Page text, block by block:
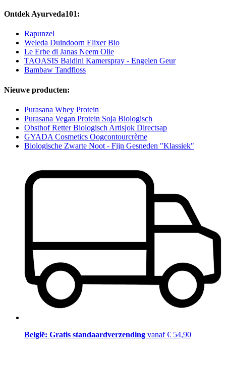
Ontdek Ayurveda101:
Rapunzel
Weleda Duindoorn Elixer Bio
Le Erbe di Janas Neem Olie
TAOASIS Baldini Kamerspray - Engelen Geur
Bambaw Tandfloss
Nieuwe producten:
Purasana Whey Protein
Purasana Vegan Protein Soja Biologisch
Obsthof Retter Biologisch Artisjok Directsap
GYADA Cosmetics Oogcontourcrème
Biologische Zwarte Noot - Fijn Gesneden "Klassiek"
België: Gratis standaardverzending vanaf € 54,90